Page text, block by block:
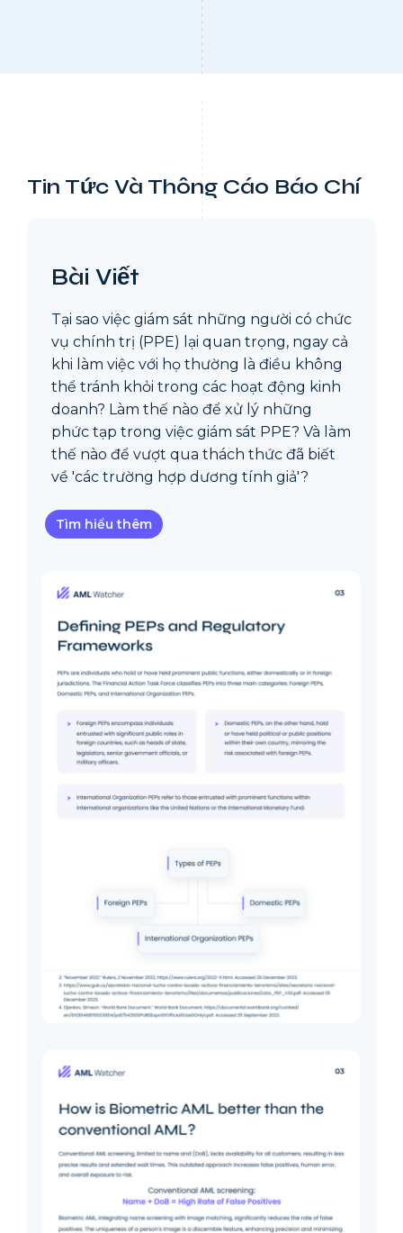
Tin Tức Và Thông Cáo Báo Chí
Bài Viết
Tại sao việc giám sát những người có chức
vụ chính trị (PPE) lại quan trọng, ngay cả
khi làm việc với họ thường là điều không
thể tránh khỏi trong các hoạt động kinh
doanh? Làm thế nào để xử lý những
phức tạp trong việc giám sát PPE? Và làm
thế nào để vượt qua thách thức đã biết
về 'các trường hợp dương tính giả'?
Tìm hiểu thêm